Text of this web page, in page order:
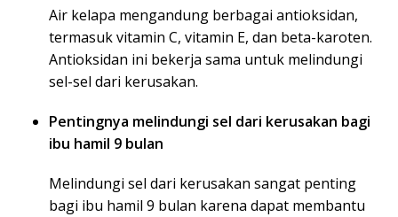
Air kelapa mengandung berbagai antioksidan,
termasuk vitamin C, vitamin E, dan beta-karoten.
Antioksidan ini bekerja sama untuk melindungi
sel-sel dari kerusakan.
Pentingnya melindungi sel dari kerusakan bagi
ibu hamil 9 bulan
Melindungi sel dari kerusakan sangat penting
bagi ibu hamil 9 bulan karena dapat membantu